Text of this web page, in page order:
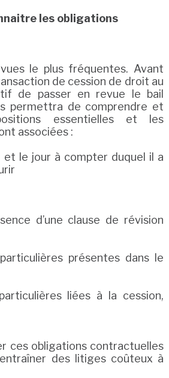
les obligations
le plus fréquentes. Avant
de cession de droit au
de passer en revue le bail
permettra de comprendre et
essentielles et les
associées :
et le jour à compter duquel il a
d’une clause de révision
présentes dans le
liées à la cession,
ces obligations contractuelles
des litiges coûteux à